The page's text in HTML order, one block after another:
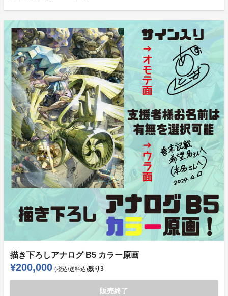
描き下ろしアナログ B5 カラー原画
¥200,000 (税込/送料込)残り3
販売終了